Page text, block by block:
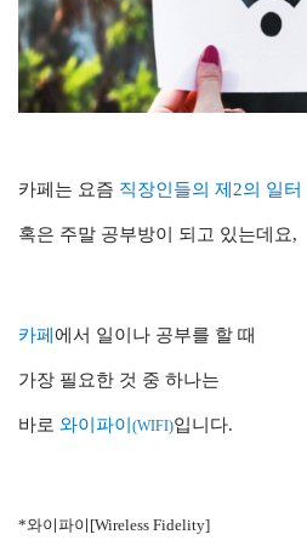
카페는 요즘 직장인들의 제2의 일터
혹은 주말 공부방이 되고 있는데요,
카페 에서 일이나 공부를 할 때
가장 필요한 것 중 하나는
바로 와이파이 (WIFI)입니다.
*와이파이[Wireless Fidelity]